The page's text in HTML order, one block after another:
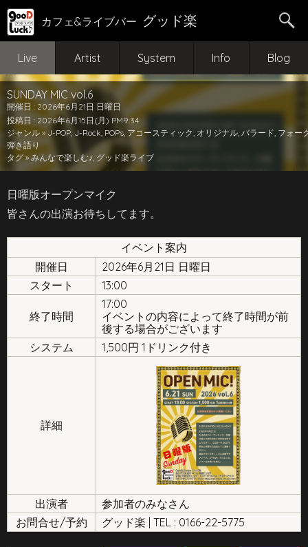
カフェ&ライブバー グッド楽
Live Artist System Info Blog
SUNDAY MIC vol.6
開催日 : 2026年6月21日 日曜日
投稿日 : 2026年6月15日(月) PM9:34
ジャンル » J-POP, J-Rock, POPs, アコースティック, オリジナル, バラード, フォー
弾き語り
タグ »みんなで楽しむ♪, グッド楽ライブ
日曜版オープンマイク
皆さんの出演お待ちしてます。
イベント案内
開催日
2026年6月21日 日曜日
スタート
13:00
終了時間
17:00
イベントの内容によって終了時間が前
後する場合がございます
システム
1,500円 1ドリンク付き
詳細
出演者
参加者のみなさん
お問合せ/予約
グッド楽 | TEL : 0166-22-5775